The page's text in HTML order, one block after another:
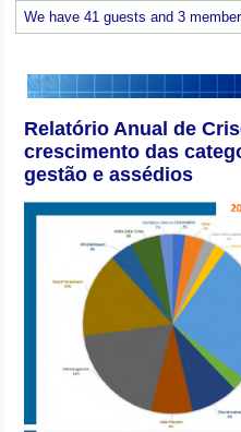
We have 41 guests and 3
Relatório Anual de
crescimento das
gestão e assédios